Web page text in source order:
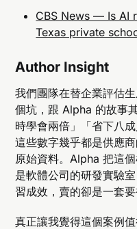
CBS News — Is AI
Texas private
Author Insight
我們團隊在替企業評估
個坑，跟 Alpha 的故事
時學會兩倍」「省下八
這些數字幾乎都是供應
原始資料。Alpha 把這
是軟體公司的研發實驗
習成效，賣的卻是一套
真正讓我覺得這個案例